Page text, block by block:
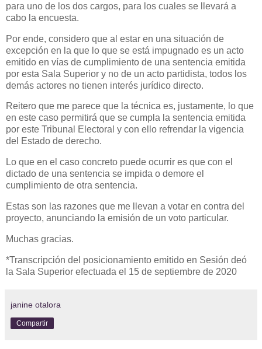
para uno de los dos cargos, para los cuales se llevará a
cabo la encuesta.
Por ende, considero que al estar en una situación de
excepción en la que lo que se está impugnado es un acto
emitido en vías de cumplimiento de una sentencia emitida
por esta Sala Superior y no de un acto partidista, todos los
demás actores no tienen interés jurídico directo.
Reitero que me parece que la técnica es, justamente, lo que
en este caso permitirá que se cumpla la sentencia emitida
por este Tribunal Electoral y con ello refrendar la vigencia
del Estado de derecho.
Lo que en el caso concreto puede ocurrir es que con el
dictado de una sentencia se impida o demore el
cumplimiento de otra sentencia.
Estas son las razones que me llevan a votar en contra del
proyecto, anunciando la emisión de un voto particular.
Muchas gracias.
*Transcripción del posicionamiento emitido en Sesión deó
la Sala Superior efectuada el 15 de septiembre de 2020
janine otalora
Compartir